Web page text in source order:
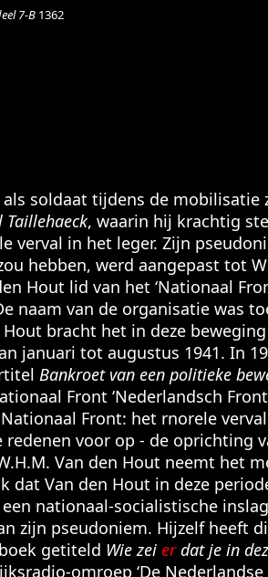
7-B1362
soldaat tijdens de mobilisatie
, waarin hij krachtig
verval in het leger. Zijn
hebben, werd aangepast tot
Hout lid van het ‘Nationaal
naam van de organisatie was
Hout bracht het in deze
januari tot augustus 1941. In
Bankroet van een politieke
Front ‘Nederlandsch
Front: het rnorele
redenen voor op - de oprichting
Van den Hout neemt het
Van den Hout in deze
nationaal-socialistische
zijn pseudoniem. Hijzelf heeft
getiteld Wie zei erdat je in dez
omroep ‘De Nederlandse